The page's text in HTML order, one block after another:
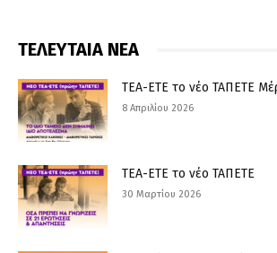
ΤΕΛΕΥΤΑΙΑ ΝΕΑ
ΤΕΑ-ΕΤΕ το νέο ΤΑΠΕΤΕ
8 Απριλίου 2026
ΤΕΑ-ΕΤΕ το νέο ΤΑΠΕΤΕ
30 Μαρτίου 2026